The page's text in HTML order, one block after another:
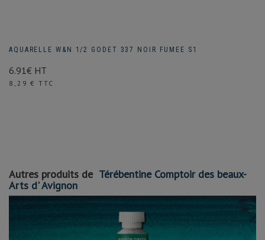
AQUARELLE W&N 1/2 GODET 337 NOIR FUMEE S1
6.91€ HT
Prix
8,29 € TTC
Autres produits de Térébentine Comptoir des beaux-
Arts d' Avignon